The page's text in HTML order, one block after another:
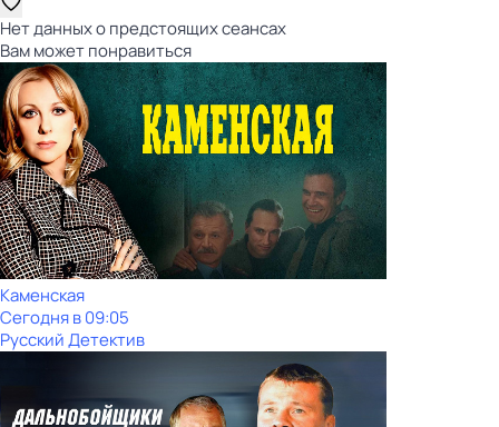
Нет данных о предстоящих сеансах
Вам может понравиться
Каменская
Сегодня в 09:05
Русский Детектив